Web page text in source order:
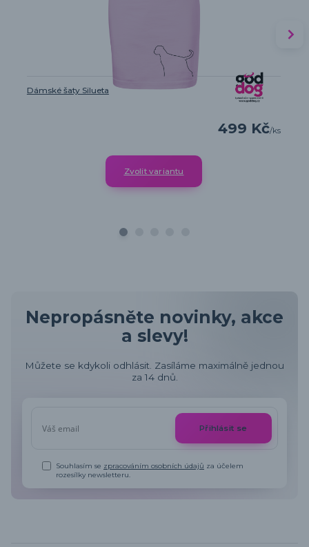
Dámské šaty Silueta
499 Kč/ks
Zvolit variantu
Nepropásněte novinky, akce
a slevy!
Můžete se kdykoli odhlásit. Zasíláme maximálně jednou
za 14 dnů.
Přihlásit se
Souhlasím se zpracováním osobních údajů za účelem
rozesílky newsletteru.